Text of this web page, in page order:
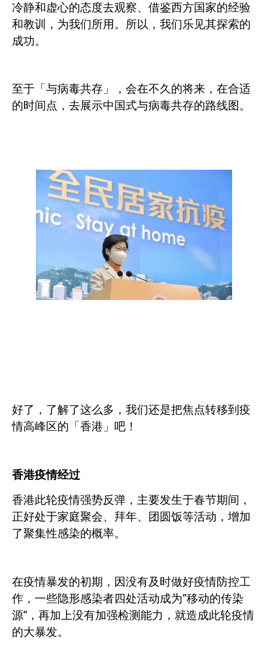
冷静和虚心的态度去观察、借鉴西方国家的经验
和教训，为我们所用。所以，我们乐见其探索的
成功。
至于「与病毒共存」，会在不久的将来，在合适
的时间点，去展示中国式与病毒共存的路线图。
好了，了解了这么多，我们还是把焦点转移到疫
情高峰区的「香港」吧！
香港疫情经过
香港此轮疫情强势反弹，主要发生于春节期间，
正好处于家庭聚会、拜年、团圆饭等活动，增加
了聚集性感染的概率。
在疫情暴发的初期，因没有及时做好疫情防控工
作，一些隐形感染者四处活动成为“移动的传染
源”，再加上没有加强检测能力，就造成此轮疫情
的大暴发。